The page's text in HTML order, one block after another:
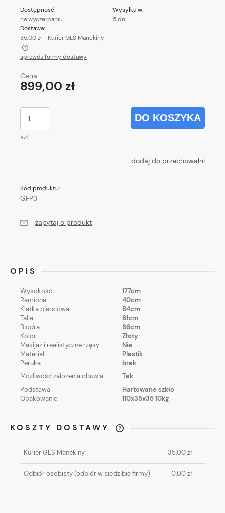
Dostępność:
na wyczerpaniu
Wysyłka w:
5 dni
Dostawa:
35,00 zł- Kurier GLS Manekiny
Cena nie zawiera ewentualnych kosztów płatności
sprawdź formy dostawy
Cena:
899,00 zł
szt.
DO KOSZYKA
dodaj do przechowalni
Kod produktu:
GFP3
zapytaj o produkt
OPIS
Wysokość
177cm
Ramiona
40cm
Klatka piersiowa
84cm
Talia
61cm
Biodra
86cm
Kolor
Złoty
Makijaż i realistyczne rzęsy
Nie
Materiał
Plastik
Peruka
brak
Możliwość założenia obuwia
Tak
Podstawa
Hartowane szkło
Opakowanie
110x35x35 10kg
KOSZTY DOSTAWY
KOSZTÓW PŁATNOŚCI
Kurier GLS Manekiny 35,00 zł
Odbiór osobisty(odbiór w siedzibie firmy) 0,00 zł